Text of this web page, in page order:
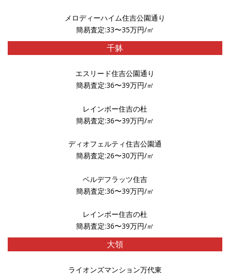
メロディーハイム住吉公園通り
簡易査定:33〜35万円/㎡
千躰
エスリード住吉公園通り
簡易査定:36〜39万円/㎡
レインボー住吉の杜
簡易査定:36〜39万円/㎡
ディオフェルティ住吉公園通
簡易査定:26〜30万円/㎡
ベルデフラッツ住吉
簡易査定:36〜39万円/㎡
レインボー住吉の杜
簡易査定:36〜39万円/㎡
大領
ライオンズマンション万代東